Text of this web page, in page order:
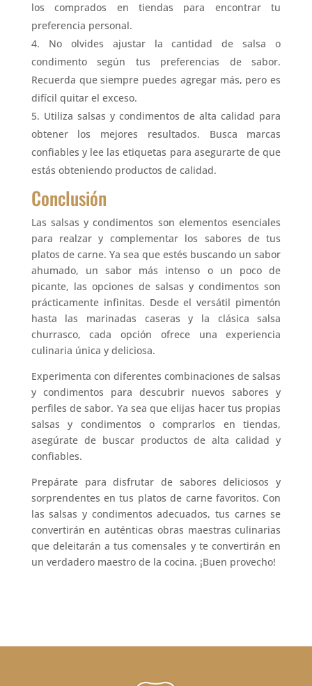
los comprados en tiendas para encontrar tu
preferencia personal.
No olvides ajustar la cantidad de salsa o
condimento según tus preferencias de sabor.
Recuerda que siempre puedes agregar más, pero es
difícil quitar el exceso.
Utiliza salsas y condimentos de alta calidad para
obtener los mejores resultados. Busca marcas
confiables y lee las etiquetas para asegurarte de que
estás obteniendo productos de calidad.
Conclusión
Las salsas y condimentos son elementos esenciales
para realzar y complementar los sabores de tus
platos de carne. Ya sea que estés buscando un sabor
ahumado, un sabor más intenso o un poco de
picante, las opciones de salsas y condimentos son
prácticamente infinitas. Desde el versátil pimentón
hasta las marinadas caseras y la clásica salsa
churrasco, cada opción ofrece una experiencia
culinaria única y deliciosa.
Experimenta con diferentes combinaciones de salsas
y condimentos para descubrir nuevos sabores y
perfiles de sabor. Ya sea que elijas hacer tus propias
salsas y condimentos o comprarlos en tiendas,
asegúrate de buscar productos de alta calidad y
confiables.
Prepárate para disfrutar de sabores deliciosos y
sorprendentes en tus platos de carne favoritos. Con
las salsas y condimentos adecuados, tus carnes se
convertirán en auténticas obras maestras culinarias
que deleitarán a tus comensales y te convertirán en
un verdadero maestro de la cocina. ¡Buen provecho!